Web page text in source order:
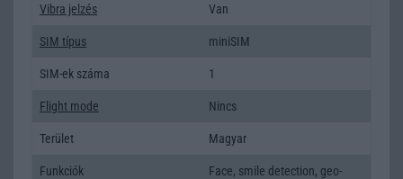
Vibra jelzés Van
SIM típus miniSIM
SIM-ek száma 1
Flight mode Nincs
Terület Magyar
Funkciók
Face, smile detection, geo-